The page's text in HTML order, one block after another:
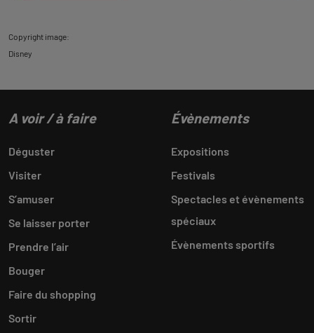
Copyright image:
Disney
A voir / à faire
Déguster
Visiter
S’amuser
Se laisser porter
Prendre l’air
Bouger
Faire du shopping
Sortir
Évènements
Expositions
Festivals
Spectacles et évènements
spéciaux
Évènements sportifs